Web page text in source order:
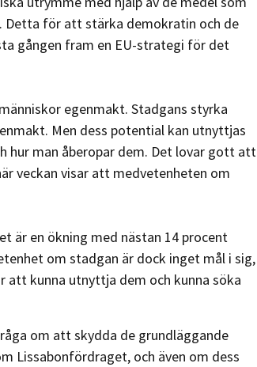
för att stärka demokratin och de
gången fram en EU-strategi för det
egenmakt. Stadgans styrka
Men dess potential kan utnyttjas
man åberopar dem. Det lovar gott att
veckan visar att medvetenheten om
är en ökning med nästan 14 procent
om stadgan är dock inget mål i sig,
kunna utnyttja dem och kunna söka
om att skydda de grundläggande
Lissabonfördraget, och även om dess